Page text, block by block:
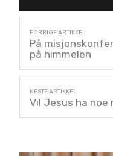
På
på himmelen
Vil Jesus ha noe